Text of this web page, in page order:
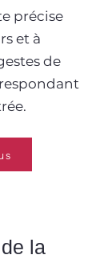
précise
et à
de
la